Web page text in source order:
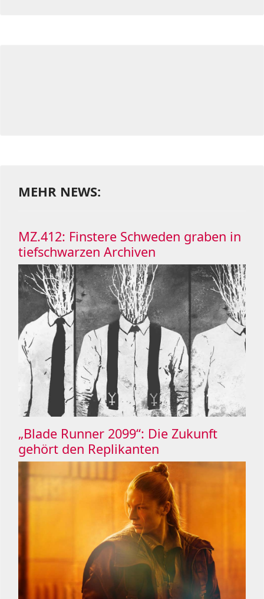
MEHR NEWS:
MZ.412: Finstere Schweden graben in
tiefschwarzen Archiven
„Blade Runner 2099“: Die Zukunft
gehört den Replikanten